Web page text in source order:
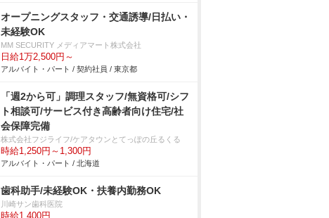
オープニングスタッフ・交通誘導/日払い・
未経験OK
MM SECURITY メディアマート株式会社
日給1万2,500円～
アルバイト・パート / 契約社員 / 東京都
「週2から可」調理スタッフ/無資格可/シフ
ト相談可/サービス付き高齢者向け住宅/社
会保障完備
株式会社フジライフ/ケアタウンとてっぽの丘るくる
時給1,250円～1,300円
アルバイト・パート / 北海道
歯科助手/未経験OK・扶養内勤務OK
川崎サン歯科医院
時給1,400円